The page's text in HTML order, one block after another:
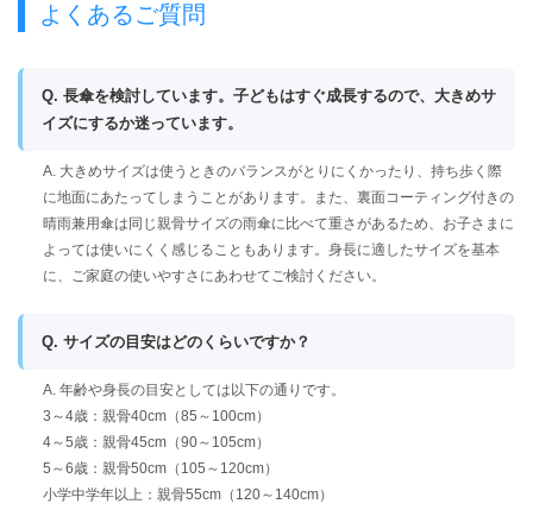
よくあるご質問
Q. 長傘を検討しています。子どもはすぐ成長するので、大きめサ
イズにするか迷っています。
A. 大きめサイズは使うときのバランスがとりにくかったり、持ち歩く際
に地面にあたってしまうことがあります。また、裏面コーティング付きの
晴雨兼用傘は同じ親骨サイズの雨傘に比べて重さがあるため、お子さまに
よっては使いにくく感じることもあります。身長に適したサイズを基本
に、ご家庭の使いやすさにあわせてご検討ください。
Q. サイズの目安はどのくらいですか？
A. 年齢や身長の目安としては以下の通りです。
3～4歳：親骨40cm（85～100cm）
4～5歳：親骨45cm（90～105cm）
5～6歳：親骨50cm（105～120cm）
小学中学年以上：親骨55cm（120～140cm）